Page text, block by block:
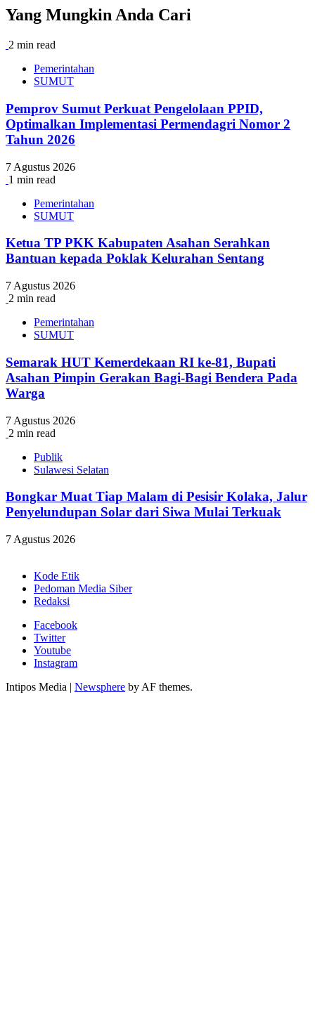
Yang Mungkin Anda Cari
2 min read
Pemerintahan
SUMUT
Pemprov Sumut Perkuat Pengelolaan PPID,
Optimalkan Implementasi Permendagri Nomor 2
Tahun 2026
7 Agustus 2026
1 min read
Pemerintahan
SUMUT
Ketua TP PKK Kabupaten Asahan Serahkan
Bantuan kepada Poklak Kelurahan Sentang
7 Agustus 2026
2 min read
Pemerintahan
SUMUT
Semarak HUT Kemerdekaan RI ke-81, Bupati
Asahan Pimpin Gerakan Bagi-Bagi Bendera Pada
Warga
7 Agustus 2026
2 min read
Publik
Sulawesi Selatan
Bongkar Muat Tiap Malam di Pesisir Kolaka, Jalur
Penyelundupan Solar dari Siwa Mulai Terkuak
7 Agustus 2026
Kode Etik
Pedoman Media Siber
Redaksi
Facebook
Twitter
Youtube
Instagram
Intipos Media | Newsphere by AF themes.